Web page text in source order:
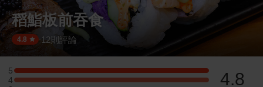
稻鮨板前吞食
4.8 ·12則評論
5
5 星：1 則評論
4
4 星：1 則評論 4.8